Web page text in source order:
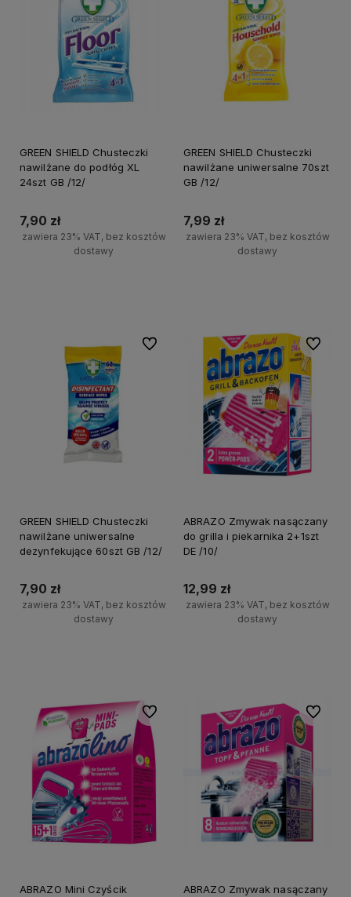
GREEN SHIELD Chusteczki
nawilżane do podłóg XL
24szt GB /12/
7,90 zł
zawiera 23% VAT, bez kosztów
dostawy
GREEN SHIELD Chusteczki
nawilżane uniwersalne 70szt
GB /12/
7,99 zł
zawiera 23% VAT, bez kosztów
dostawy
GREEN SHIELD Chusteczki
nawilżane uniwersalne
dezynfekujące 60szt GB /12/
7,90 zł
zawiera 23% VAT, bez kosztów
dostawy
Do ulubionych
ABRAZO Zmywak nasączany
do grilla i piekarnika 2+1szt
DE /10/
12,99 zł
zawiera 23% VAT, bez kosztów
dostawy
Do
ABRAZO Mini Czyścik
Do ulubionych
ABRAZO Zmywak nasączany
Do